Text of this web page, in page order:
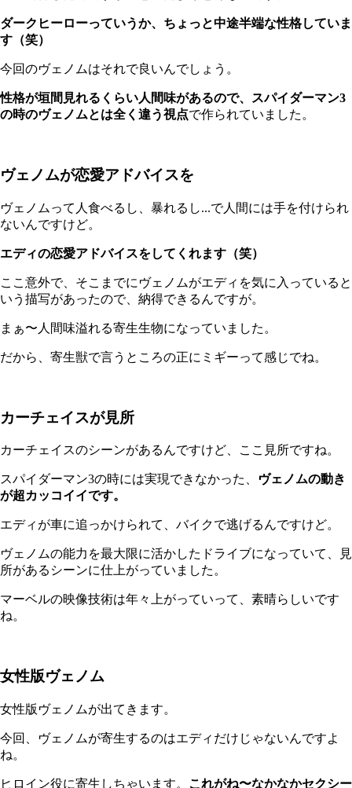
ダークヒーローっていうか、ちょっと中途半端な性格していま
す（笑）
今回のヴェノムはそれで良いんでしょう。
性格が垣間見れるくらい人間味があるので、スパイダーマン3
の時のヴェノムとは全く違う視点で作られていました。
ヴェノムが恋愛アドバイスを
ヴェノムって人食べるし、暴れるし...で人間には手を付けられ
ないんですけど。
エディの恋愛アドバイスをしてくれます（笑）
ここ意外で、そこまでにヴェノムがエディを気に入っていると
いう描写があったので、納得できるんですが。
まぁ〜人間味溢れる寄生生物になっていました。
だから、寄生獣で言うところの正にミギーって感じでね。
カーチェイスが見所
カーチェイスのシーンがあるんですけど、ここ見所ですね。
スパイダーマン3の時には実現できなかった、
ヴェノムの動き
が超カッコイイです。
エディが車に追っかけられて、バイクで逃げるんですけど。
ヴェノムの能力を最大限に活かしたドライブになっていて、見
所があるシーンに仕上がっていました。
マーベルの映像技術は年々上がっていって、素晴らしいです
ね。
女性版ヴェノム
女性版ヴェノムが出てきます。
今回、ヴェノムが寄生するのはエディだけじゃないんですよ
ね。
ヒロイン役に寄生しちゃいます。 これがね〜なかなかセクシー